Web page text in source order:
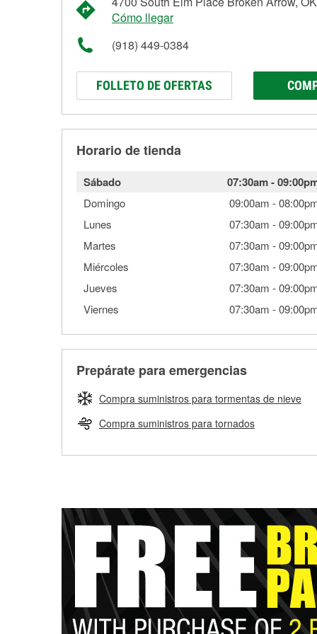
Cómo llegar
(918) 449-0384
FOLLETO DE OFERTAS
Horario de tienda
Sábado 07:30am-
Domingo 09:00am -
Lunes
07:30am -
Martes
07:30am -
Miércoles
07:30am -
Jueves
07:30am -
Viernes
07:30am -
Prepárate para emergencias
Compra suministros para tormentas de nieve
Compra suministros para tornados